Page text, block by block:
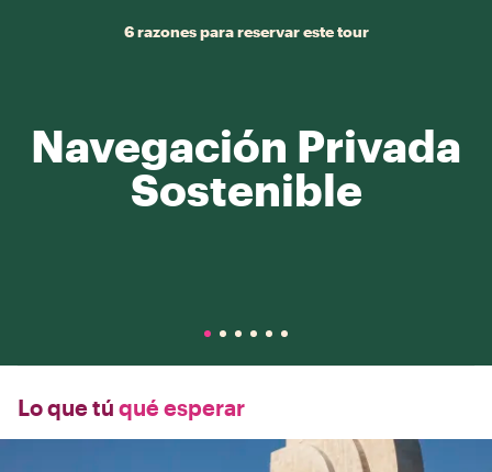
6 razones para reservar este tour
Navegación Privada
Sostenible
Lo que tú qué esperar